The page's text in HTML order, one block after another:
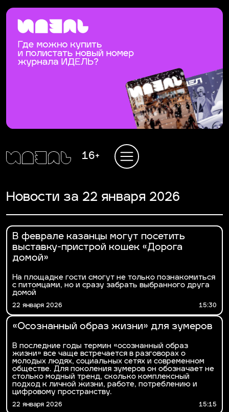
16+
Новости за 22 января 2026
В феврале казанцы могут посетить
выставку-пристрой кошек «Дорога
домой»
На площадке гости смогут не только познакомиться
с питомцами, но и сразу забрать выбранного друга
домой
22 января 2026 15:30
«Осознанный образ жизни» для зумеров
В последние годы термин «осознанный образ
жизни» все чаще встречается в разговорах о
молодых людях, социальных сетях и современном
обществе. Для поколения зумеров он обозначает не
столько модный тренд, сколько комплексный
подход к личной жизни, работе, потреблению и
цифровому пространству.
22 января 2026 15:15